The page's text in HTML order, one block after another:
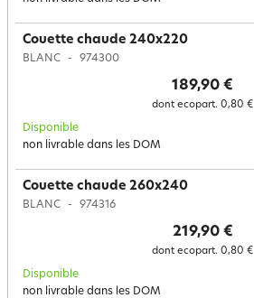
Couette chaude 240x220
BLANC 974300
189,90 €
dont ecopart. 0,80 €
Disponible
non livrable dans les DOM
Couette chaude 260x240
BLANC 974316
219,90 €
dont ecopart. 0,80 €
Disponible
non livrable dans les DOM